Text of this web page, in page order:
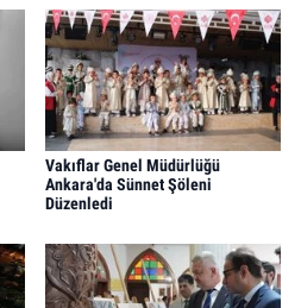
Vakıflar Genel Müdürlüğü
Ankara'da Sünnet Şöleni
Düzenledi